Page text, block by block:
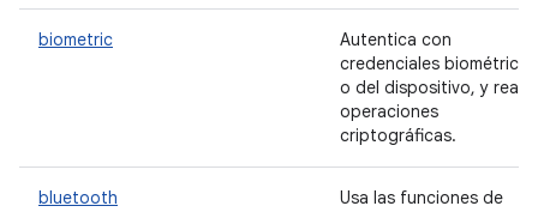
biometric
Autentica con
credenciales biométricas
o del dispositivo, y
operaciones
criptográficas.
bluetooth
Usa las funciones de